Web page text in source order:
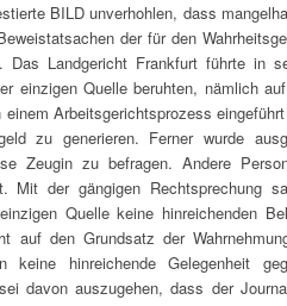
BILD unverhohlen, dass
der für den
Das Landgericht Frankfurt führte in
einzigen Quelle beruhten, nämlich
einem Arbeitsgerichtsprozess
zu generieren. Ferner wurde
Zeugin zu befragen. Andere
Mit der gängigen Rechtsprechung
Quelle keine hinreichenden
auf den Grundsatz der
keine hinreichende Gelegenheit
davon auszugehen, dass der